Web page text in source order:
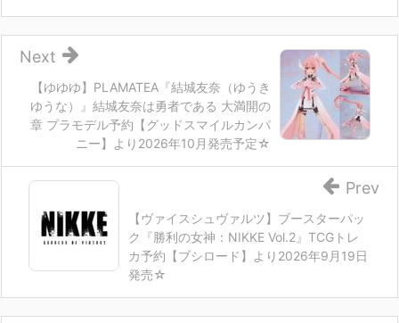
【ゆゆゆ】PLAMATEA『結城友奈（ゆうき
ゆうな）』結城友奈は勇者である 大満開の
章 プラモデル予約【グッドスマイルカンパ
ニー】より2026年10月発売予定☆
Next
【ヴァイスシュヴァルツ】ブースターパッ
ク『勝利の女神：NIKKE Vol.2』TCGトレ
カ予約【ブシロード】より2026年9月19日
発売☆
Prev